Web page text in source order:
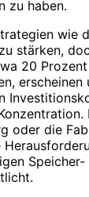
zu haben.
wie
stärken,
20
erscheinen
oder die
Speicher-